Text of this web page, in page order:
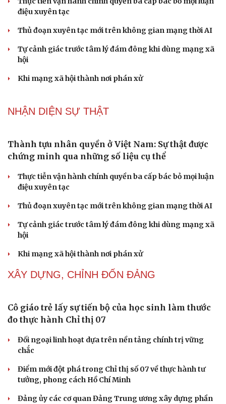
Cải chính
điệu xuyên tạc
Thủ đoạn xuyên tạc mới trên không gian mạng thời AI
Tự cảnh giác trước tâm lý đám đông khi dùng mạng xã
hội
Khi mạng xã hội thành nơi phán xử
NHẬN DIỆN SỰ THẬT
Thành tựu nhân quyền ở Việt Nam: Sự thật được
chứng minh qua những số liệu cụ thể
Thực tiễn vận hành chính quyền ba cấp bác bỏ mọi luận
điệu xuyên tạc
Thủ đoạn xuyên tạc mới trên không gian mạng thời AI
Tự cảnh giác trước tâm lý đám đông khi dùng mạng xã
hội
Khi mạng xã hội thành nơi phán xử
XÂY DỰNG, CHỈNH ĐỐN ĐẢNG
Cô giáo trẻ lấy sự tiến bộ của học sinh làm thước
đo thực hành Chỉ thị 07
Đối ngoại linh hoạt dựa trên nền tảng chính trị vững
chắc
Điểm mới đột phá trong Chỉ thị số 07 về thực hành tư
tưởng, phong cách Hồ Chí Minh
Đảng ủy các cơ quan Đảng Trung ương xây dựng phần